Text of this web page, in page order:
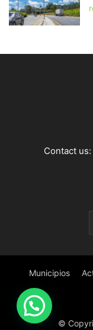
Contact us:
Municipios
©